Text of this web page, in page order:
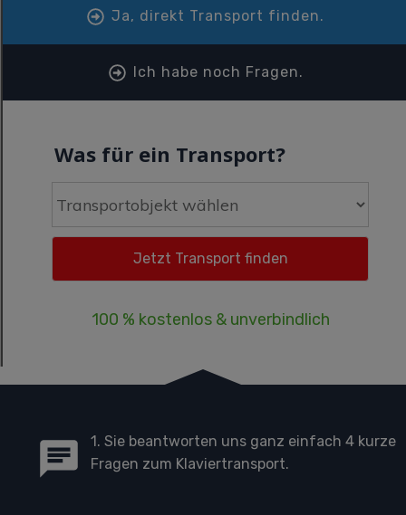
Ja, direkt Transport finden.
Ich habe noch Fragen.
Was für ein Transport?
100 % kostenlos & unverbindlich
1. Sie beantworten uns ganz einfach 4 kurze
Fragen zum Klaviertransport.